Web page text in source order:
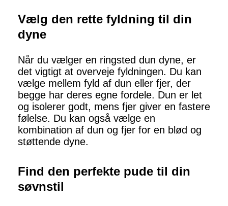
Vælg den rette fyldning til din
dyne
Når du vælger en ringsted dun dyne, er
det vigtigt at overveje fyldningen. Du kan
vælge mellem fyld af dun eller fjer, der
begge har deres egne fordele. Dun er let
og isolerer godt, mens fjer giver en fastere
følelse. Du kan også vælge en
kombination af dun og fjer for en blød og
støttende dyne.
Find den perfekte pude til din
søvnstil